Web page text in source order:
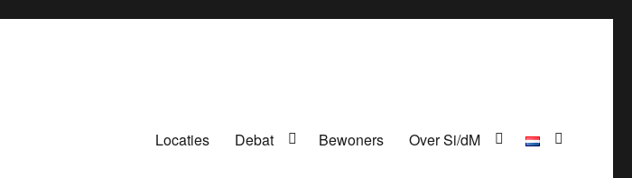
Locaties Debat Bewoners Over Si/dM